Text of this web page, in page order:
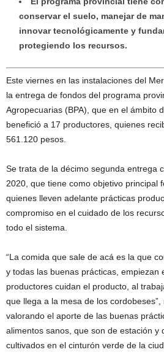
conservar el suelo, manejar de
innovar tecnológicamente y
protegiendo los recursos.
Este viernes en las instalaciones del
la entrega de fondos del programa
Agropecuarias (BPA), que en el ámbito
benefició a 17 productores, quienes
561.120 pesos.
Se trata de la décimo segunda entrega
2020, que tiene como objetivo principal
quienes lleven adelante prácticas
compromiso en el cuidado de los
todo el sistema.
“La comida que sale de acá es la que
y todas las buenas prácticas, empiezan
productores cuidan el producto, al
que llega a la mesa de los cordobeses”,
valorando el aporte de las buenas
alimentos sanos, que son de estación y
cultivados en el cinturón verde de la